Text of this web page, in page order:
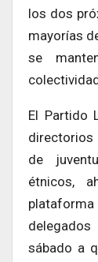
los dos
mayorías
se
El Partido
directorios
de
étnicos,
sábado a